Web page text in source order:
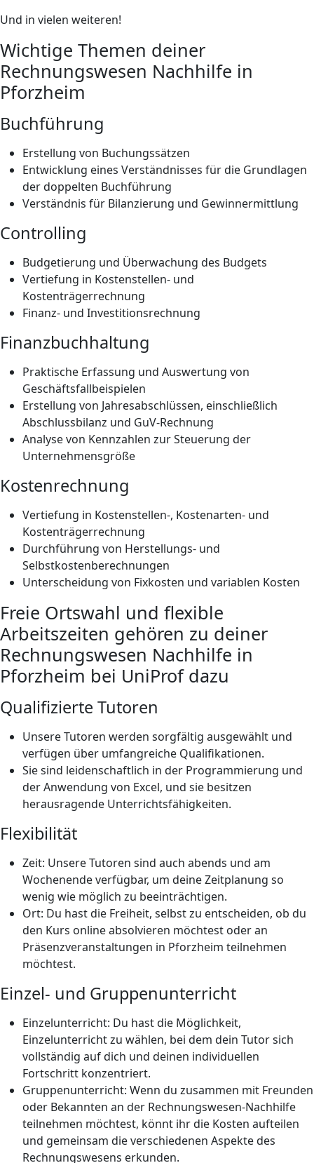
Und in vielen weiteren!
Wichtige Themen deiner
Rechnungswesen Nachhilfe in
Pforzheim
Buchführung
Erstellung von Buchungssätzen
Entwicklung eines Verständnisses für die Grundlagen
der doppelten Buchführung
Verständnis für Bilanzierung und Gewinnermittlung
Controlling
Budgetierung und Überwachung des Budgets
Vertiefung in Kostenstellen- und
Kostenträgerrechnung
Finanz- und Investitionsrechnung
Finanzbuchhaltung
Praktische Erfassung und Auswertung von
Geschäftsfallbeispielen
Erstellung von Jahresabschlüssen, einschließlich
Abschlussbilanz und GuV-Rechnung
Analyse von Kennzahlen zur Steuerung der
Unternehmensgröße
Kostenrechnung
Vertiefung in Kostenstellen-, Kostenarten- und
Kostenträgerrechnung
Durchführung von Herstellungs- und
Selbstkostenberechnungen
Unterscheidung von Fixkosten und variablen Kosten
Freie Ortswahl und flexible
Arbeitszeiten gehören zu deiner
Rechnungswesen Nachhilfe in
Pforzheim bei UniProf dazu
Qualifizierte Tutoren
Unsere Tutoren werden sorgfältig ausgewählt und
verfügen über umfangreiche Qualifikationen.
Sie sind leidenschaftlich in der Programmierung und
der Anwendung von Excel, und sie besitzen
herausragende Unterrichtsfähigkeiten.
Flexibilität
Zeit: Unsere Tutoren sind auch abends und am
Wochenende verfügbar, um deine Zeitplanung so
wenig wie möglich zu beeinträchtigen.
Ort: Du hast die Freiheit, selbst zu entscheiden, ob du
den Kurs online absolvieren möchtest oder an
Präsenzveranstaltungen in Pforzheim teilnehmen
möchtest.
Einzel- und Gruppenunterricht
Einzelunterricht: Du hast die Möglichkeit,
Einzelunterricht zu wählen, bei dem dein Tutor sich
vollständig auf dich und deinen individuellen
Fortschritt konzentriert.
Gruppenunterricht: Wenn du zusammen mit Freunden
oder Bekannten an der Rechnungswesen-Nachhilfe
teilnehmen möchtest, könnt ihr die Kosten aufteilen
und gemeinsam die verschiedenen Aspekte des
Rechnungswesens erkunden.